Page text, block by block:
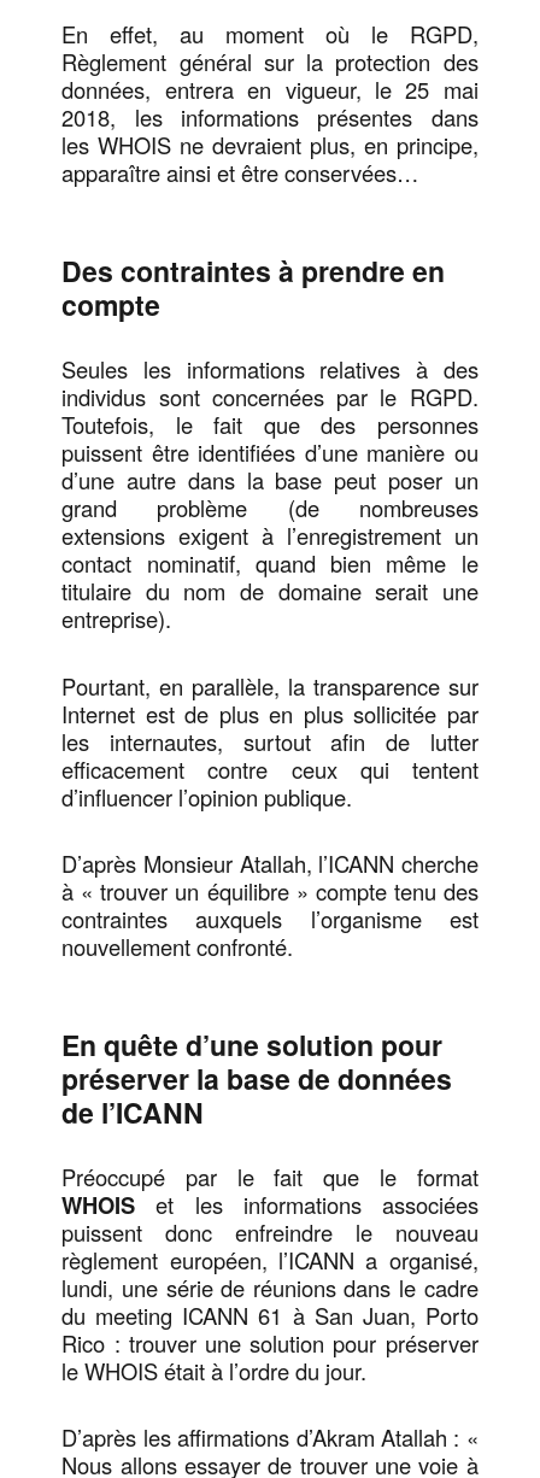
En effet, au moment où le RGPD,
Règlement général sur la protection des
données, entrera en vigueur, le 25 mai
2018, les informations présentes dans
les WHOIS ne devraient plus, en principe,
apparaître ainsi et être conservées…
Des contraintes à prendre en
compte
Seules les informations relatives à des
individus sont concernées par le RGPD.
Toutefois, le fait que des personnes
puissent être identifiées d’une manière ou
d’une autre dans la base peut poser un
grand problème (de nombreuses
extensions exigent à l’enregistrement un
contact nominatif, quand bien même le
titulaire du nom de domaine serait une
entreprise).
Pourtant, en parallèle, la transparence sur
Internet est de plus en plus sollicitée par
les internautes, surtout afin de lutter
efficacement contre ceux qui tentent
d’influencer l’opinion publique.
D’après Monsieur Atallah, l’ICANN cherche
à « trouver un équilibre » compte tenu des
contraintes auxquels l’organisme est
nouvellement confronté.
En quête d’une solution pour
préserver la base de données
de l’ICANN
Préoccupé par le fait que le format
WHOIS et les informations associées
puissent donc enfreindre le nouveau
règlement européen, l’ICANN a organisé,
lundi, une série de réunions dans le cadre
du meeting ICANN 61 à San Juan, Porto
Rico : trouver une solution pour préserver
le WHOIS était à l’ordre du jour.
D’après les affirmations d’Akram Atallah : «
Nous allons essayer de trouver une voie à